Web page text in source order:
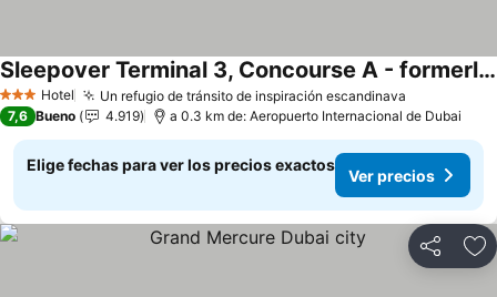
3 Estrellas
Hotel Un refugio de tránsito de inspiración escandinava
Sleepover Terminal 3, Concourse A - formerly sleep 'n fly
Ver precios
7,6 Bueno 4.919 a 0.3 km de: Aeropuerto Internacional de Dubai
Elige fechas para ver los precios exactos
Ver precios
Compartir